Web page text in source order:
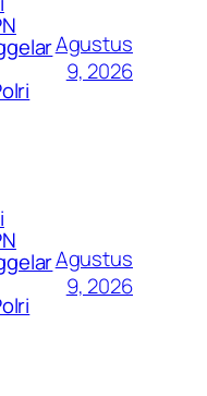
Agustus
9, 2026
Agustus
9, 2026